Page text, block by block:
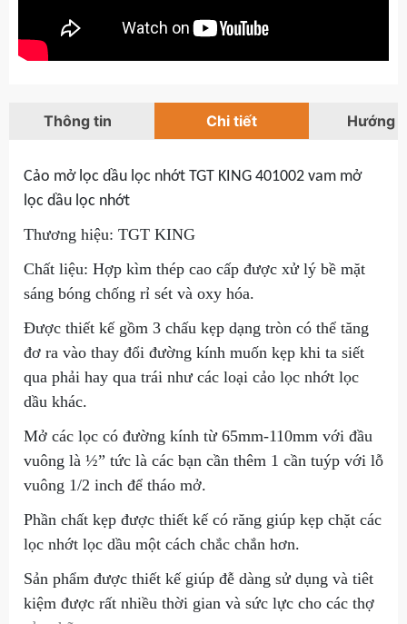
Thông tin Chi tiết Hướng
Cảo mở lọc dầu lọc nhớt TGT KING 401002 vam mở
lọc dầu lọc nhớt
Thương hiệu: TGT KING
Chất liệu: Hợp kìm thép cao cấp được xử lý bề mặt
sáng bóng chống rỉ sét và oxy hóa.
Được thiết kế gồm 3 chấu kẹp dạng tròn có thể tăng
đơ ra vào thay đổi đường kính muốn kẹp khi ta siết
qua phải hay qua trái như các loại cảo lọc nhớt lọc
dầu khác.
Mở các lọc có đường kính từ 65mm-110mm với đầu
vuông là ½” tức là các bạn cần thêm 1 cần tuýp với lỗ
vuông 1/2 inch để tháo mở.
Phần chất kẹp được thiết kế có răng giúp kẹp chặt các
lọc nhớt lọc dầu một cách chắc chắn hơn.
Sản phẩm được thiết kế giúp đễ dàng sử dụng và tiêt
kiệm được rất nhiều thời gian và sức lực cho các thợ